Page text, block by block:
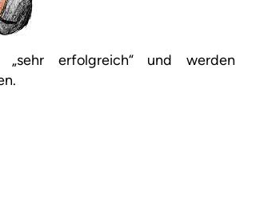
erfolgreich“ und werden